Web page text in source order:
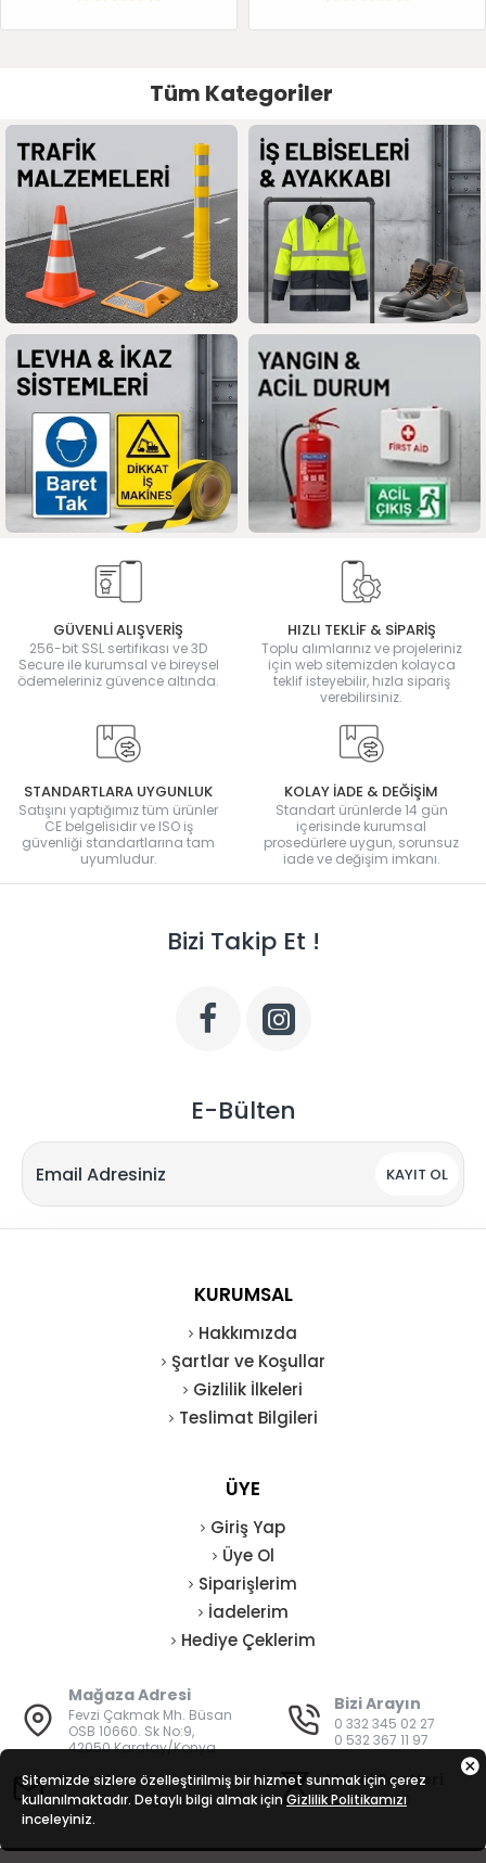
Tüm Kategoriler
GÜVENLİ ALIŞVERİŞ
256-bit SSL sertifikası ve 3D
Secure ile kurumsal ve bireysel
ödemeleriniz güvence altında.
HIZLI TEKLİF & SİPARİŞ
Toplu alımlarınız ve projeleriniz
için web sitemizden kolayca
teklif isteyebilir, hızla sipariş
verebilirsiniz.
STANDARTLARA UYGUNLUK
Satışını yaptığımız tüm ürünler
CE belgelisidir ve ISO iş
güvenliği standartlarına tam
uyumludur.
KOLAY İADE & DEĞİŞİM
Standart ürünlerde 14 gün
içerisinde kurumsal
prosedürlere uygun, sorunsuz
iade ve değişim imkanı.
Bizi Takip Et !
E-Bülten
KAYIT OL
KURUMSAL
Hakkımızda
Şartlar ve Koşullar
Gizlilik İlkeleri
Teslimat Bilgileri
ÜYE
Giriş Yap
Üye Ol
Siparişlerim
İadelerim
Hediye Çeklerim
Mağaza Adresi
Fevzi Çakmak Mh. Büsan
OSB 10660. Sk No:9,
42050 Karatay/Konya
Bizi Arayın
0 332 345 02 27
0 532 367 11 97
E-Posta
bilgi@vatanisguvenligi.com
Mesai Saatleri
08:00 - 19:00
Sitemizde sizlere özelleştirilmiş bir hizmet sunmak için çerez
kullanılmaktadır. Detaylı bilgi almak için Gizlilik Politikamızı
inceleyiniz.